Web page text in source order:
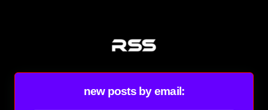
new posts by email: